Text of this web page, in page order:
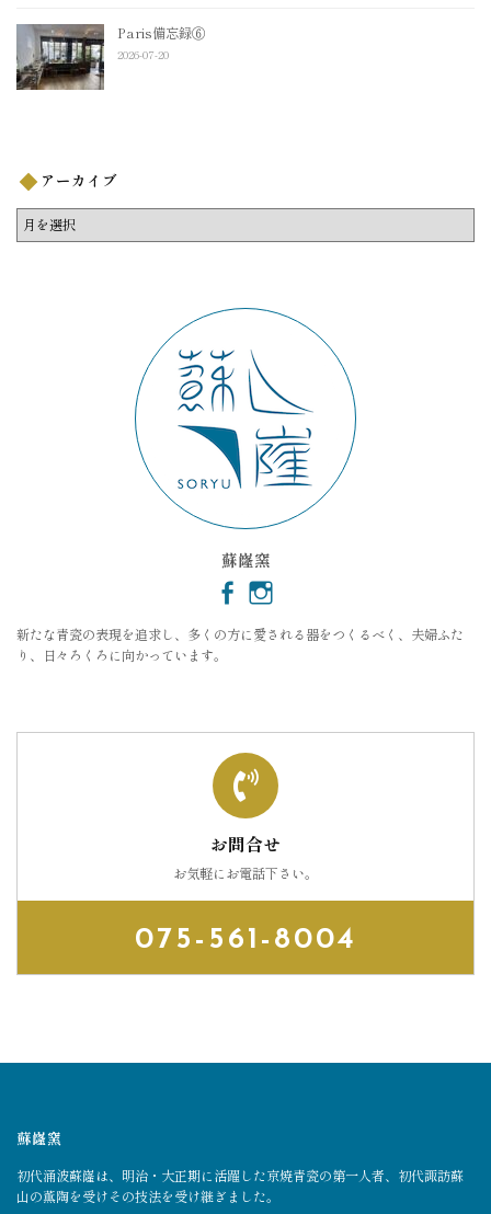
Paris備忘録⑥
2026-07-20
アーカイブ
ア
ー
蘇嶐窯
新たな青瓷の表現を追求し、多くの方に愛される器をつくるべく、夫婦ふた
り、日々ろくろに向かっています。
お問合せ
お気軽にお電話下さい。
075-561-8004
蘇嶐窯
初代涌波蘇嶐は、明治・大正期に活躍した京焼青瓷の第一人者、初代諏訪蘇
山の薫陶を受けその技法を受け継ぎました。